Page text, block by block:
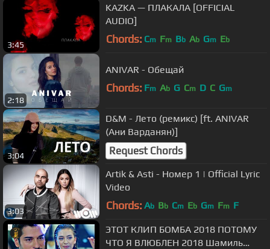
3:45
KAZKA — ПЛАКАЛА [OFFICIAL
AUDIO]
Chords: Cm Fm Bb Ab Gm Eb
2:18
ANIVAR - Обещай
Chords: Fm Ab G Cm D C Gm
3:04
D&M - Лето (ремикс) [ft. ANIVAR
(Ани Варданян)]
Request Chords
3:03
Artik & Asti - Номер 1 | Official Lyric
Video
Chords: Ab Bb Cm Eb Gm Fm F
ЭТОТ КЛИП БОМБА 2018 ПОТОМУ
ЧТО Я ВЛЮБЛЕН 2018 Шамиль